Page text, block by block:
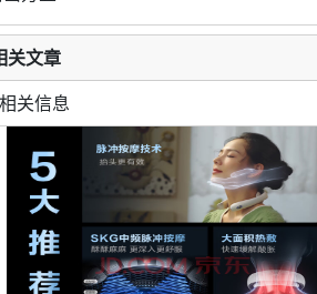
关文章
关信息